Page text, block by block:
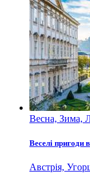
Весна, Зима,
Веселі пригоди
Австрія,